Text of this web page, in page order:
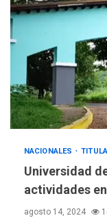
NACIONALES
Universidad
actividades
agosto 14, 2024